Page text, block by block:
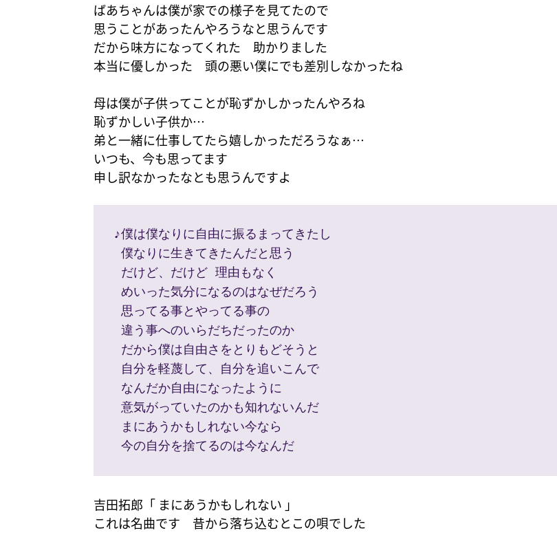
ばあちゃんは僕が家での様子を見てたので
思うことがあったんやろうなと思うんです
だから味方になってくれた 助かりました
本当に優しかった 頭の悪い僕にでも差別しなかったね
母は僕が子供ってことが恥ずかしかったんやろね
恥ずかしい子供か…
弟と一緒に仕事してたら嬉しかっただろうなぁ…
いつも、今も思ってます
申し訳なかったなとも思うんですよ
♪僕は僕なりに自由に振るまってきたし
僕なりに生きてきたんだと思う
だけど、だけど 理由もなく
めいった気分になるのはなぜだろう
思ってる事とやってる事の
違う事へのいらだちだったのか
だから僕は自由さをとりもどそうと
自分を軽蔑して、自分を追いこんで
なんだか自由になったように
意気がっていたのかも知れないんだ
まにあうかもしれない今なら
今の自分を捨てるのは今なんだ
吉田拓郎「 まにあうかもしれない 」
これは名曲です 昔から落ち込むとこの唄でした